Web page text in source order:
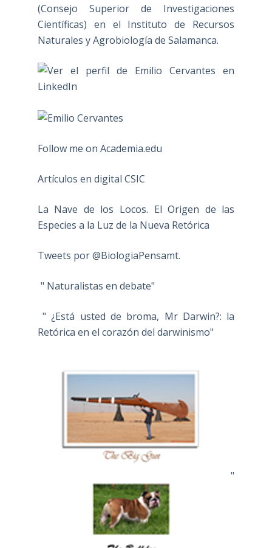
(Consejo Superior de Investigaciones
Científicas) en el Instituto de Recursos
Naturales y Agrobiología de Salamanca.
Follow me on Academia.edu
Artículos en digital CSIC
La Nave de los Locos. El Origen de las
Especies a la Luz de la Nueva Retórica
Tweets por @BiologiaPensamt.
" Naturalistas en debate"
" ¿Está usted de broma, Mr Darwin?: la
Retórica en el corazón del darwinismo"
"